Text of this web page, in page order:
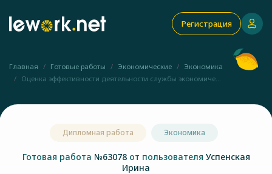
Регистрация
Главная Готовые работы Экономические
Экономика
Оценка эффективности деятельности службы экономиче...
Дипломная работа Экономика
Готовая работа №63078 от пользователя Успенская
Ирина